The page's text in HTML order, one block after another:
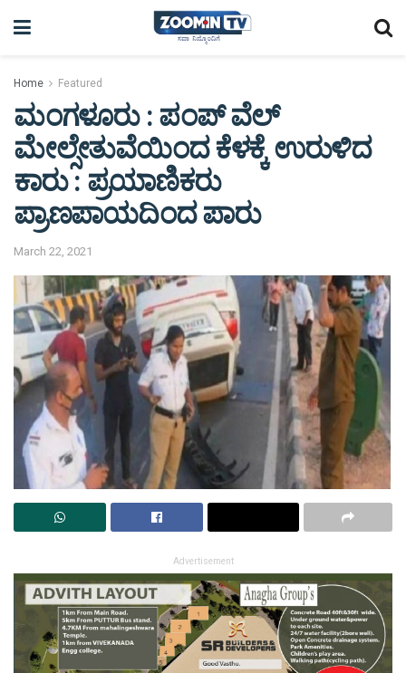
Home Featured
ಮಂಗಳೂರು : ಪಂಪ್ ವೆಲ್
ಮೇಲ್ಸೇತುವೆಯಿಂದ ಕೆಳಕ್ಕೆ ಉರುಳಿದ
ಕಾರು : ಪ್ರಯಾಣಿಕರು
ಪ್ರಾಣಪಾಯದಿಂದ ಪಾರು
March 22, 2021
Advertisement